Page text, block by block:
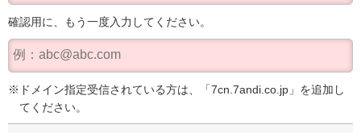
確認用に、もう一度入力してください。
ドメイン指定受信されている方は、「7cn.7andi.co.jp」を追加し
てください。